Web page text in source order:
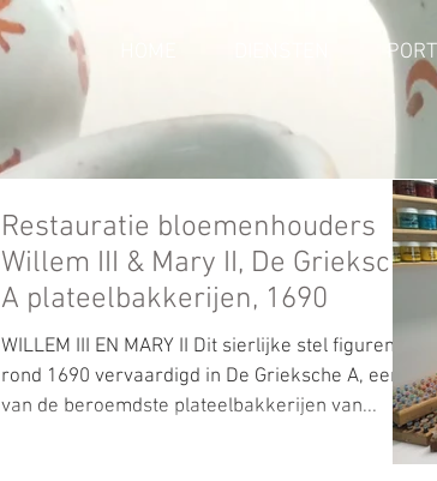
Restauratie bloemenhouders
Willem III & Mary II, De Grieksche
A plateelbakkerijen, 1690
WILLEM III EN MARY II Dit sierlijke stel figuren is
rond 1690 vervaardigd in De Grieksche A, een
van de beroemdste plateelbakkerijen van...